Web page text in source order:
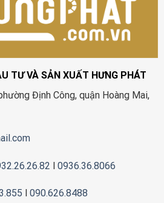
TƯ VÀ SẢN XUẤT HƯNG PHÁT
Định Công, quận Hoàng Mai,
l 0936.36.8066
090.626.8488